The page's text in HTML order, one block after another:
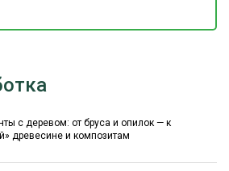
с деревом: от бруса и опилок — к
древесине и композитам